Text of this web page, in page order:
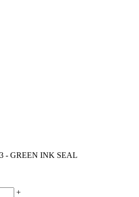
- GREEN INK SEAL
+